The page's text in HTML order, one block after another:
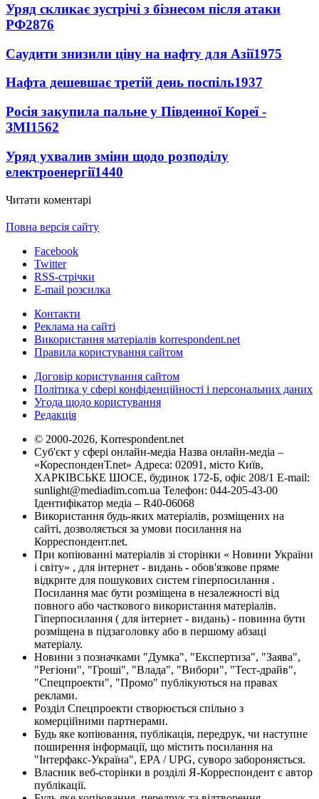
Уряд скликає зустрічі з бізнесом після атаки
РФ2876
Саудити знизили ціну на нафту для Азії1975
Нафта дешевшає третій день поспіль1937
Росія закупила пальне у Південної Кореї -
ЗМІ1562
Уряд ухвалив зміни щодо розподілу
електроенергії1440
Читати коментарі
Повна версія сайту
Facebook
Twitter
RSS-стрічки
E-mail розсилка
Контакти
Реклама на сайті
Використання матеріалів korrespondent.net
Правила користування сайтом
Договір користування сайтом
Політика у сфері конфіденційності і персональних даних
Угода щодо користування
Редакція
© 2000-2026, Korrespondent.net
Суб'єкт у сфері онлайн-медіа Назва онлайн-медіа –
«КореспонденТ.net» Адреса: 02091, місто Київ,
ХАРКІВСЬКЕ ШОСЕ, будинок 172-Б, офіс 208/1 E-mail:
sunlight@mediadim.com.ua Телефон: 044-205-43-00
Ідентифікатор медіа – R40-06068
Використання будь-яких матеріалів, розміщених на
сайті, дозволяється за умови посилання на
Корреспондент.net.
При копіюванні матеріалів зі сторінки « Новини України
і світу» , для інтернет - видань - обов'язкове пряме
відкрите для пошукових систем гіперпосилання .
Посилання має бути розміщена в незалежності від
повного або часткового використання матеріалів.
Гіперпосилання ( для інтернет - видань) - повинна бути
розміщена в підзаголовку або в першому абзаці
матеріалу.
Новини з позначками "Думка", "Експертиза", "Заява",
"Регіони", "Гроші", "Влада", "Вибори", "Тест-драйв",
"Спецпроекти", "Промо" публікуються на правах
реклами.
Розділ Спецпроекти створюється спільно з
комерційними партнерами.
Будь яке копіювання, публікація, передрук, чи наступне
поширення інформації, що містить посилання на
"Інтерфакс-Україна", EPA / UPG, суворо забороняється.
Власник веб-сторінки в розділі Я-Корреспондент є автор
публікації.